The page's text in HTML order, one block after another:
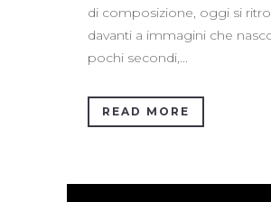
di composizione, oggi si
davanti a immagini che
pochi secondi,...
READ MORE